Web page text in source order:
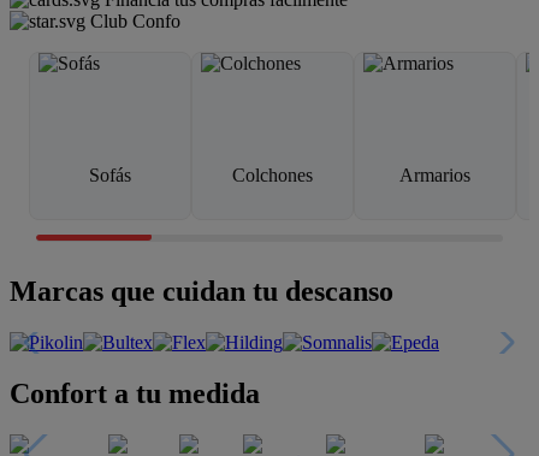
Club Confo
Sofás Colchones Armarios
Marcas que cuidan tu descanso
Confort a tu medida